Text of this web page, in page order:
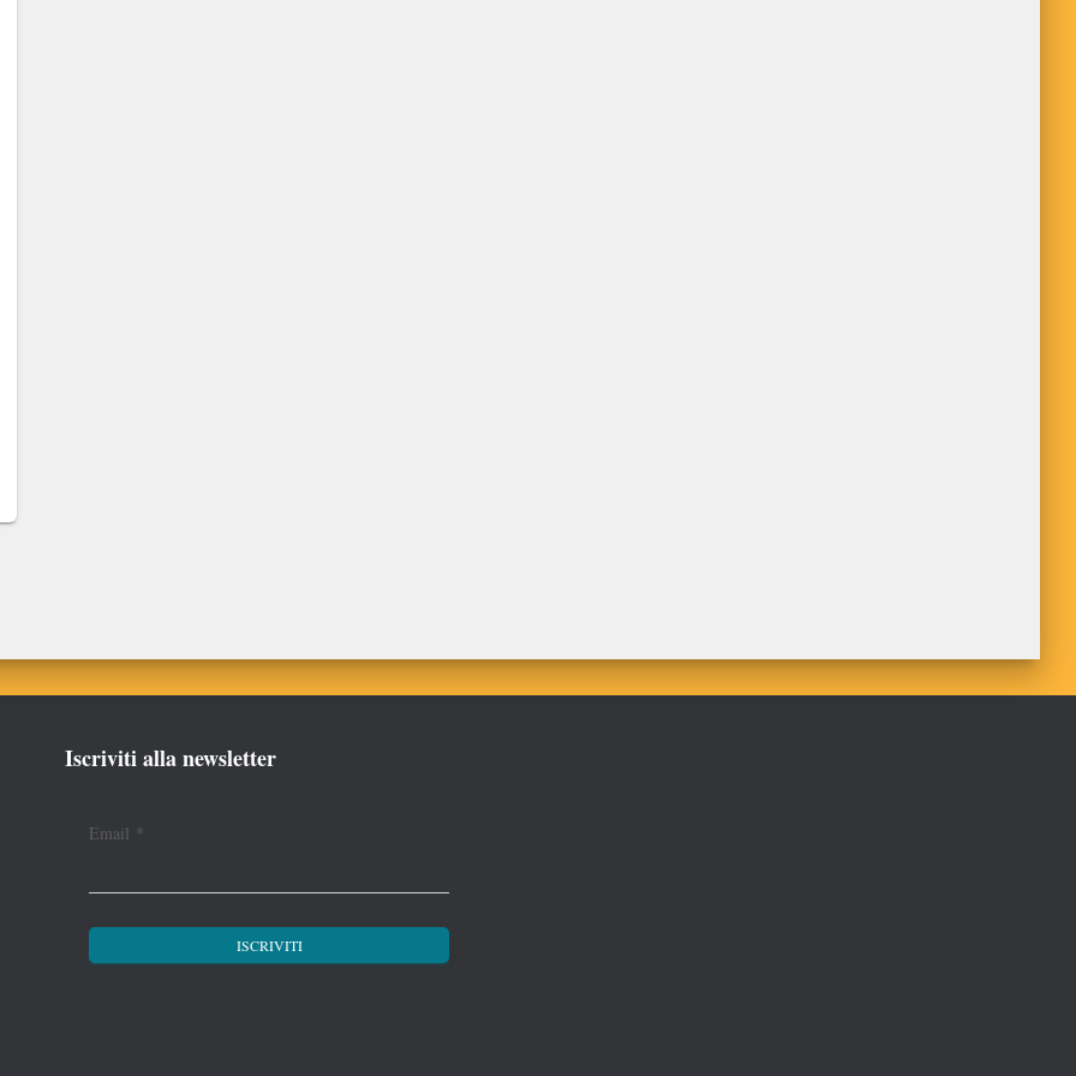
Iscriviti alla newsletter
Email *